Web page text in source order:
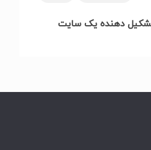
دهنده یک سایت